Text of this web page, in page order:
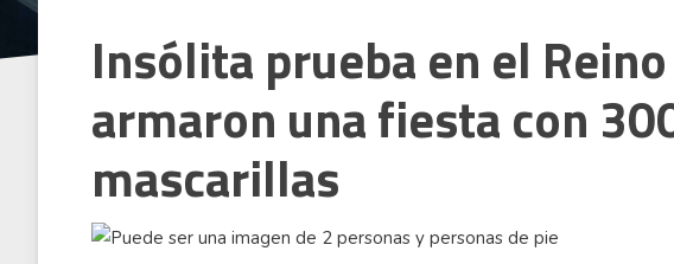
Insólita prueba en el
armaron una fiesta con
mascarillas